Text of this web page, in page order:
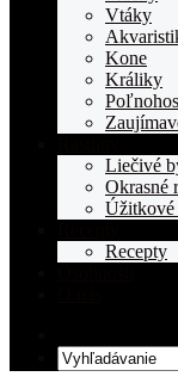
Vtáky
Kone
Králiky
Liečivé
Okrasné
Úžitkové
Recepty
Article